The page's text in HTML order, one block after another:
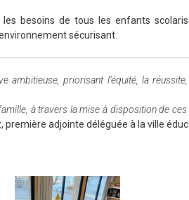
besoins de tous les enfants
sécurisant.
ambitieuse, priorisant l’équité, la
à travers la mise à disposition de ces
première adjointe déléguée à la ville